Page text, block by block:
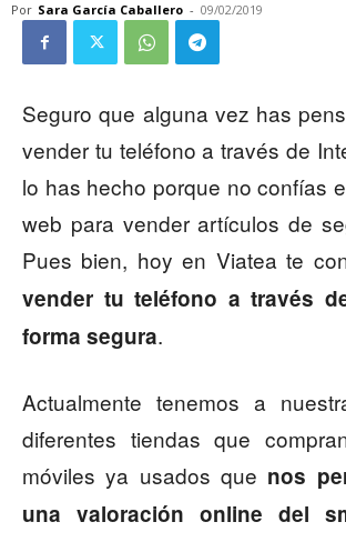
Por Sara García Caballero - 09/02/2019
Seguro que alguna vez has
vender tu teléfono a través de
lo has hecho porque no confías
web para vender artículos de
Pues bien, hoy en Viatea te
vender tu teléfono a través
forma segura.
Actualmente tenemos a
diferentes tiendas que
móviles ya usados que nos
una valoración online del